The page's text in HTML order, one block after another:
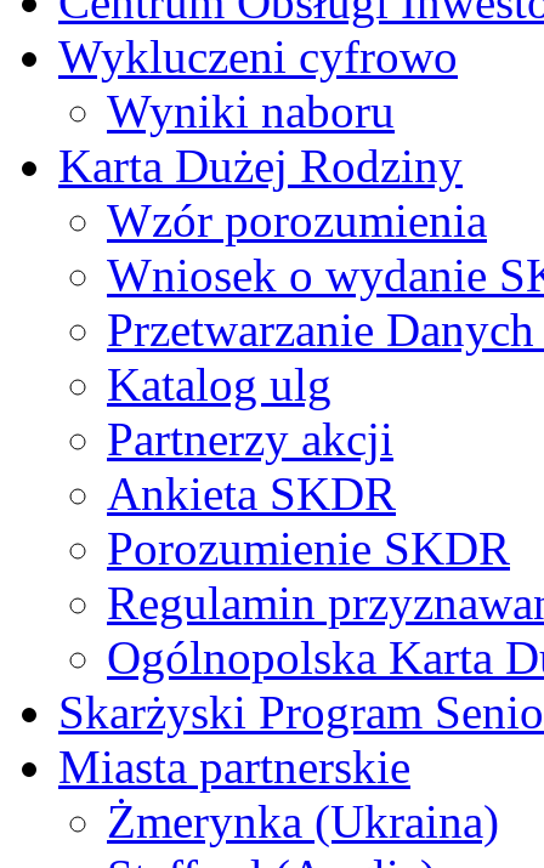
Wykluczeni cyfrowo
Wyniki naboru
Karta Dużej Rodziny
Wzór porozumienia
Wniosek o wydanie
Przetwarzanie
Katalog ulg
Partnerzy akcji
Ankieta SKDR
Porozumienie SKDR
Regulamin
Ogólnopolska Karta
Skarżyski Program
Miasta partnerskie
Żmerynka (Ukraina)